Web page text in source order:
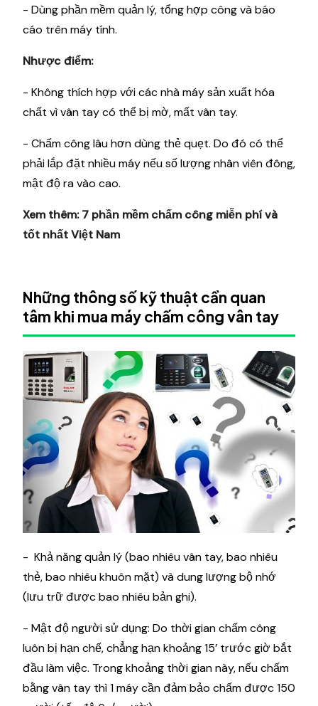
- Dùng phần mềm quản lý, tổng hợp công và báo
cáo trên máy tính.
Nhược điểm:
- Không thích hợp với các nhà máy sản xuất hóa
chất vì vân tay có thể bị mờ, mất vân tay.
- Chấm công lâu hơn dùng thẻ quẹt. Do đó có thể
phải lắp đặt nhiều máy nếu số lượng nhân viên đông,
mật độ ra vào cao.
Xem thêm:7 phần mềm chấm công miễn phí và
tốt nhất Việt Nam
Những thông số kỹ thuật cần quan
tâm khi mua máy chấm công vân tay
- Khả năng quản lý (bao nhiêu vân tay, bao nhiêu
thẻ, bao nhiêu khuôn mặt) và dung lượng bộ nhớ
(lưu trữ được bao nhiêu bản ghi).
- Mật độ người sử dụng: Do thời gian chấm công
luôn bị hạn chế, chẳng hạn khoảng 15’ trước giờ bắt
đầu làm việc. Trong khoảng thời gian này, nếu chấm
bằng vân tay thì 1 máy cần đảm bảo chấm được 150